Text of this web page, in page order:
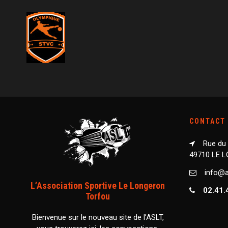
L’Association Sportive Le Longeron
Torfou
Bienvenue sur le nouveau site de l’ASLT,
CONTACT
Rue
49710 LE